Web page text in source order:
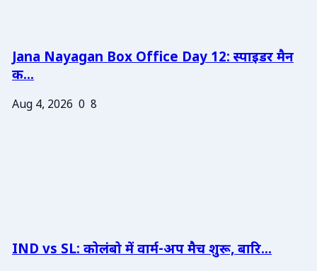
Jana Nayagan Box Office Day 12: स्पाइडर मैन
क...
Aug 4, 2026 0 8
IND vs SL: कोलंबो में वार्म-अप मैच शुरू, बारि...